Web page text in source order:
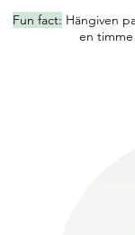
Fun fact: Hängiven
en